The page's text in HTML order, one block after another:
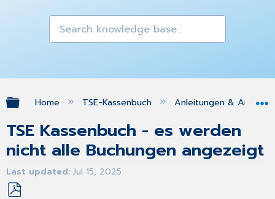
Expand/collapse global hierarchy
Home TSE-Kassenbuch Anleitungen &
TSE Kassenbuch - es werden
nicht alle Buchungen angezeigt
Last updated Jul 15, 2025